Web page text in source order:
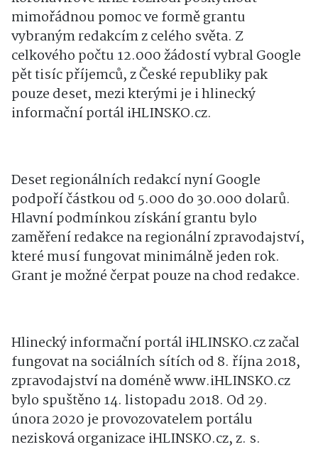
mimořádnou pomoc ve formě grantu
vybraným redakcím z celého světa. Z
celkového počtu 12.000 žádostí vybral Google
pět tisíc příjemců, z České republiky pak
pouze deset, mezi kterými je i hlinecký
informační portál iHLINSKO.cz.
Deset regionálních redakcí nyní Google
podpoří částkou od 5.000 do 30.000 dolarů.
Hlavní podmínkou získání grantu bylo
zaměření redakce na regionální zpravodajství,
které musí fungovat minimálně jeden rok.
Grant je možné čerpat pouze na chod redakce.
Hlinecký informační portál iHLINSKO.cz začal
fungovat na sociálních sítích od 8. října 2018,
zpravodajství na doméně www.iHLINSKO.cz
bylo spuštěno 14. listopadu 2018. Od 29.
února 2020 je provozovatelem portálu
nezisková organizace iHLINSKO.cz, z. s.